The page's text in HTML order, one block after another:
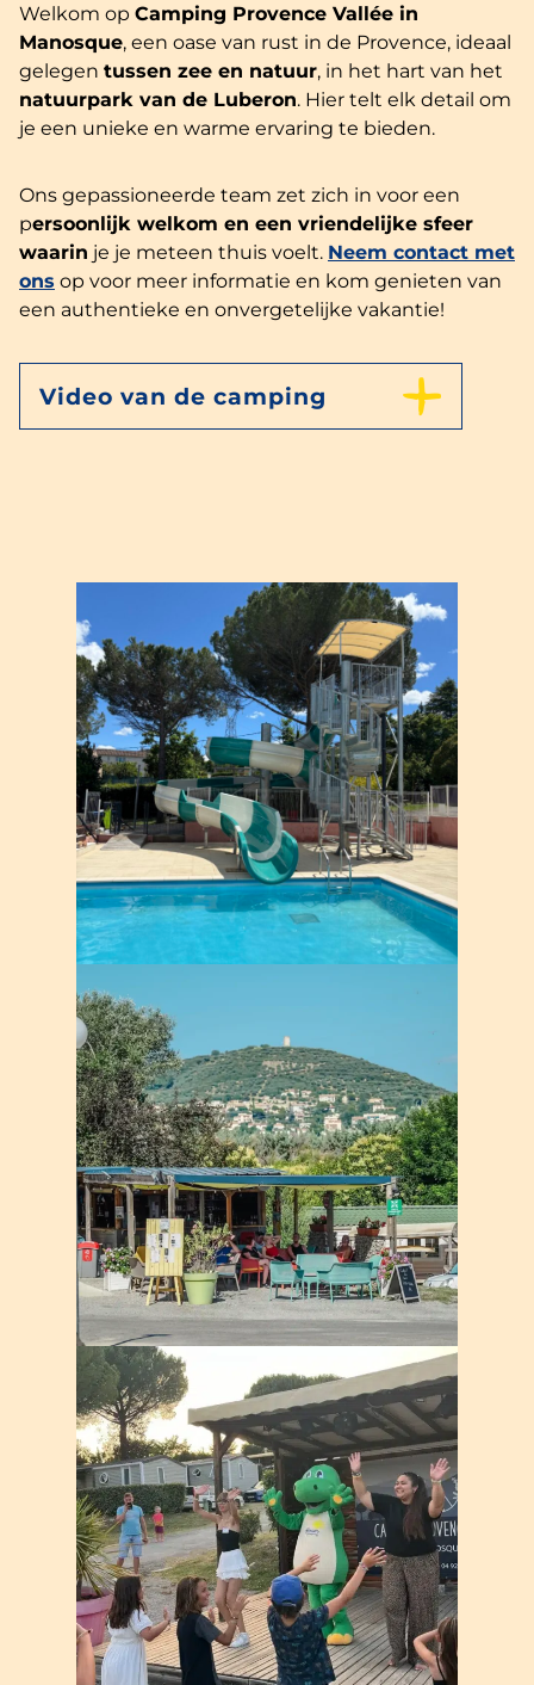
Welkom op Camping Provence Vallée in
Manosque, een oase van rust in de Provence, ideaal
gelegen tussen zee en natuur, in het hart van het
natuurpark van de Luberon. Hier telt elk detail om
je een unieke en warme ervaring te bieden.
Ons gepassioneerde team zet zich in voor een
persoonlijk welkom en een vriendelijke sfeer
waarin je je meteen thuis voelt. Neem contact met
ons op voor meer informatie en kom genieten van
een authentieke en onvergetelijke vakantie!
Video van de camping